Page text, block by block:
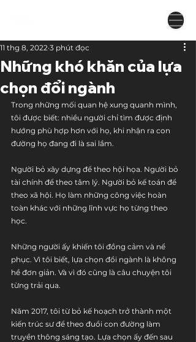
Những khó khăn của lựa
chọn đổi ngành
11 thg 8, 2022 3 phút đọc
Trong những mối quan hệ xung quanh mình,
tôi được biết: nhiều người chỉ tìm được định
hướng phù hợp hơn với họ, khi nhận ra con
đường họ đang đi là sai lầm.
Người bỏ xây dựng để theo hội họa. Người bỏ
tài chính để theo tâm lý. Người bỏ kế toán để
theo xã hội. Họ làm những công việc hoàn
toàn khác với những lĩnh vực họ từng theo
học.
Những người ấy khiến tôi đồng cảm và nể
phục. Vì tôi biết, lựa chọn đổi ngành là không
hề đơn giản. Và vì đó cũng là câu chuyện tôi
từng trải qua.
Năm 2017, tôi từ bỏ kế hoạch trở thành một
kiến trúc sư để theo đuổi con đường làm
truyền thông sáng tạo. Lựa chọn ấy đến sau